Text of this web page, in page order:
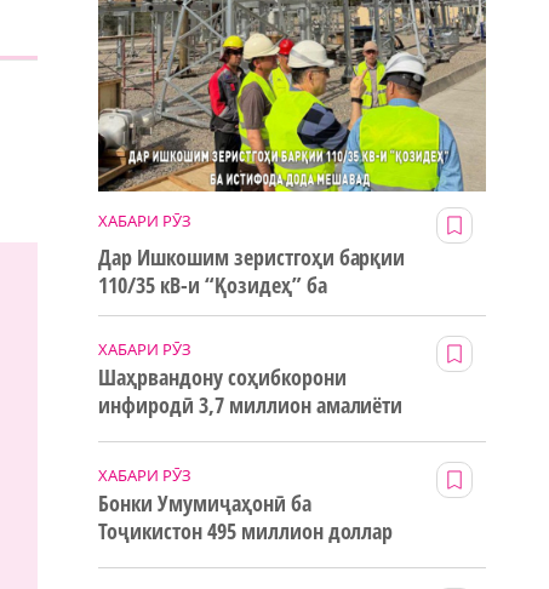
ХАБАРИ РӮЗ
Дар Ишкошим зеристгоҳи барқии
110/35 кВ-и “Қозидеҳ” ба
истифода дода мешавад
ХАБАРИ РӮЗ
Шаҳрвандону соҳибкорони
инфиродӣ 3,7 миллион амалиёти
ХАБАРИ РӮЗ
Бонки Умумиҷаҳонӣ ба
Тоҷикистон 495 миллион доллар